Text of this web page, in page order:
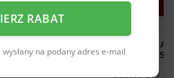
Dres męski
HK8055 +
336,00 zł /
RABAT
na podany adres e-mail